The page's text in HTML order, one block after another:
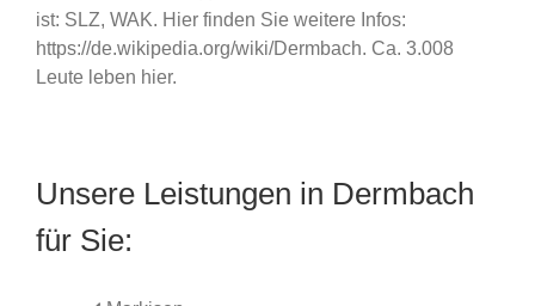
ist: SLZ, WAK. Hier finden Sie weitere Infos:
https://de.wikipedia.org/wiki/Dermbach. Ca. 3.008
Leute leben hier.
Unsere Leistungen in Dermbach
für Sie: